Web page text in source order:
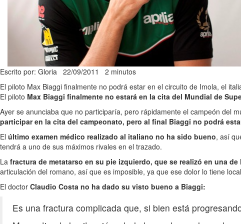
Escrito por: Gloria 22/09/2011 2 minutos
El piloto Max Biaggi finalmente no podrá estar en el circuito de Imola, el
El piloto Max Biaggi finalmente no estará en la cita del Mundial de
Ayer se anunciaba que no participaría, pero rápidamente el campeón del
participar en la cita del campeonato, pero al final Biaggi no podrá
El último examen médico realizado al italiano no ha sido bueno, así
tendrá a uno de sus máximos rivales en el trazado.
La fractura de metatarso en su pie izquierdo, que se realizó en una
articulación del romano, así que es imposible, ya que ese dolor lo tiene
El doctor Claudio Costa no ha dado su visto bueno a Biaggi:
Es una fractura complicada que, si bien está